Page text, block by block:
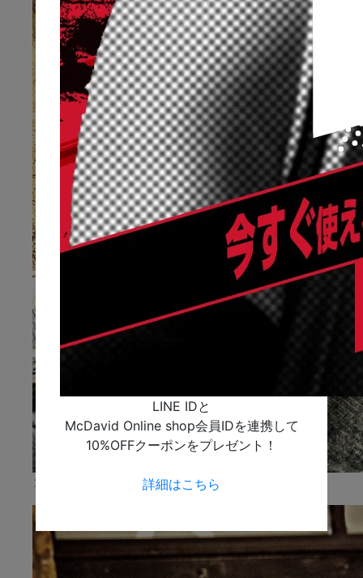
LINE IDと
McDavid Online shop会員IDを連携して
10%OFFクーポンをプレゼント！
詳細はこちら
コンディショニング